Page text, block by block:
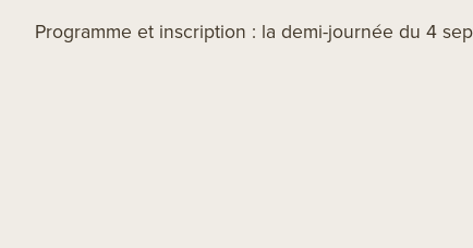
Programme et inscription : la demi-journée du 4